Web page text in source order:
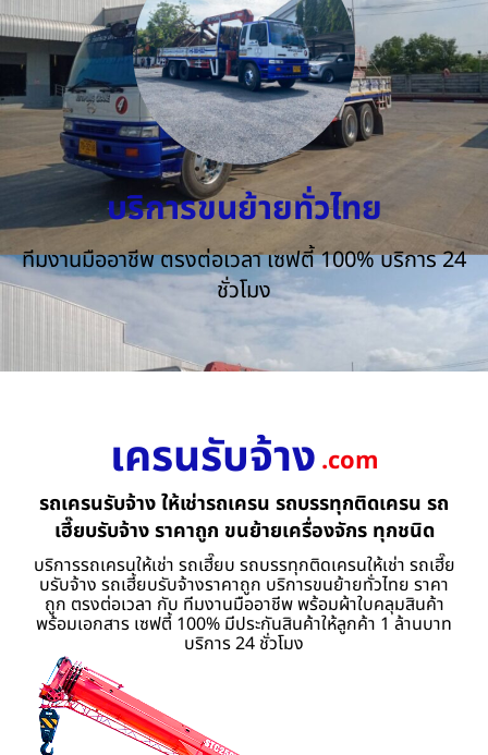
บริการขนย้ายทั่วไทย
ทีมงานมืออาชีพ ตรงต่อเวลา เซฟตี้ 100% บริการ 24
ชั่วโมง
เครนรับจ้าง .com
รถเครนรับจ้าง ให้เช่ารถเครน รถบรรทุกติดเครน รถ
เฮี๊ยบรับจ้าง ราคาถูก ขนย้ายเครื่องจักร ทุกชนิด
บริการรถเครนให้เช่า รถเฮี๊ยบ รถบรรทุกติดเครนให้เช่า รถเฮี๊ย
บรับจ้าง รถเฮี้ยบรับจ้างราคาถูก บริการขนย้ายทั่วไทย ราคา
ถูก ตรงต่อเวลา กับ ทีมงานมืออาชีพ พร้อมผ้าใบคลุมสินค้า
พร้อมเอกสาร เซฟตี้ 100% มีประกันสินค้าให้ลูกค้า 1 ล้านบาท
บริการ 24 ชั่วโมง